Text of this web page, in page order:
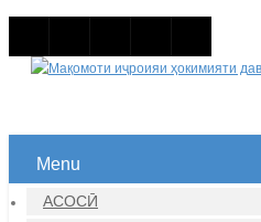
Menu
АСОСӢ